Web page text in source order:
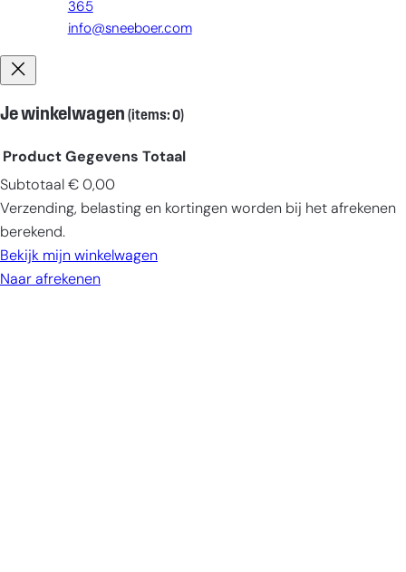
365
info@sneeboer.com
Je winkelwagen (items: 0)
Producten
in
winkelwagen
Product Gegevens Totaal
Subtotaal € 0,00
Verzending, belasting en kortingen worden bij het afrekenen
berekend.
Bekijk mijn winkelwagen
Naar afrekenen